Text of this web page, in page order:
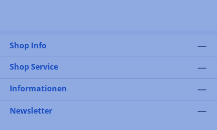
Shop Info
Shop Service
Informationen
Newsletter